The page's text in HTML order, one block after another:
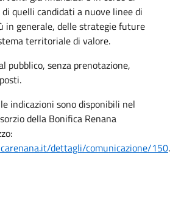
quelli candidati a nuove linee di
in generale, delle strategie future
territoriale di valore.
pubblico, senza prenotazione,
indicazioni sono disponibili nel
della Bonifica Renana
dettagli/comunicazione/150.